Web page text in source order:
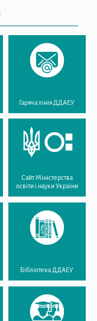
Гаряча лінія ДДАЕУ
Сайт Міністерства
освіти і науки України
Бібліотека ДДАЕУ